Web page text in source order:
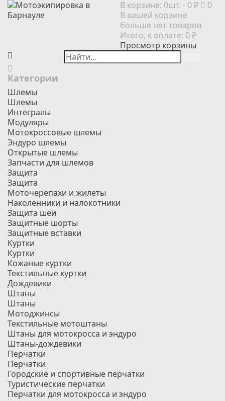
В корзине: 0шт. - 0 ₽
0
В вашей корзине
больше нет товаров
Итого, к оплате: 0 ₽
Просмотр корзины
Категории
Шлемы
Шлемы
Интегралы
Модуляры
Мотокроссовые шлемы
Эндуро шлемы
Открытые шлемы
Запчасти для шлемов
Защита
Защита
Моточерепахи и жилеты
Наколенники и налокотники
Защита шеи
Защитные шорты
Защитные вставки
Куртки
Куртки
Кожаные куртки
Текстильные куртки
Дождевики
Штаны
Штаны
Мотоджинсы
Текстильные мотоштаны
Штаны для мотокросса и эндуро
Штаны-дождевики
Перчатки
Перчатки
Городские и спортивные перчатки
Туристические перчатки
Перчатки для мотокросса и эндуро